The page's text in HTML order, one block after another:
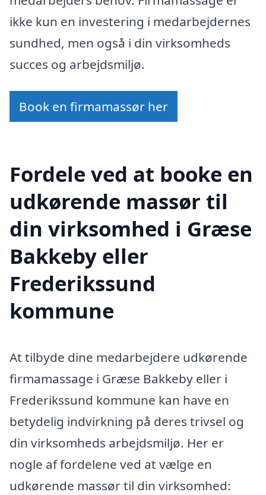
ikke kun en investering i medarbejdernes
sundhed, men også i din virksomheds
succes og arbejdsmiljø.
Book en firmamassør her
Fordele ved at booke en
udkørende massør til
din virksomhed i Græse
Bakkeby eller
Frederikssund
kommune
At tilbyde dine medarbejdere udkørende
firmamassage i Græse Bakkeby eller i
Frederikssund kommune kan have en
betydelig indvirkning på deres trivsel og
din virksomheds arbejdsmiljø. Her er
nogle af fordelene ved at vælge en
udkørende massør til din virksomhed: